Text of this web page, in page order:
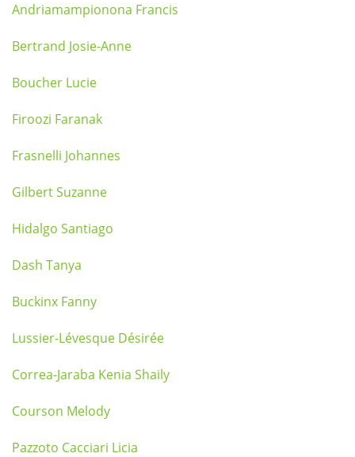
Andriamampionona Francis
Bertrand Josie-Anne
Boucher Lucie
Firoozi Faranak
Frasnelli Johannes
Gilbert Suzanne
Hidalgo Santiago
Dash Tanya
Buckinx Fanny
Lussier-Lévesque Désirée
Correa-Jaraba Kenia Shaily
Courson Melody
Pazzoto Cacciari Licia